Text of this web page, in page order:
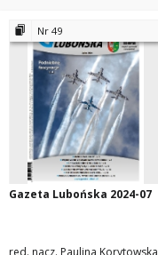
Nr 49
Gazeta Lubońska 2024-07
red. nacz. Paulina Korytowska